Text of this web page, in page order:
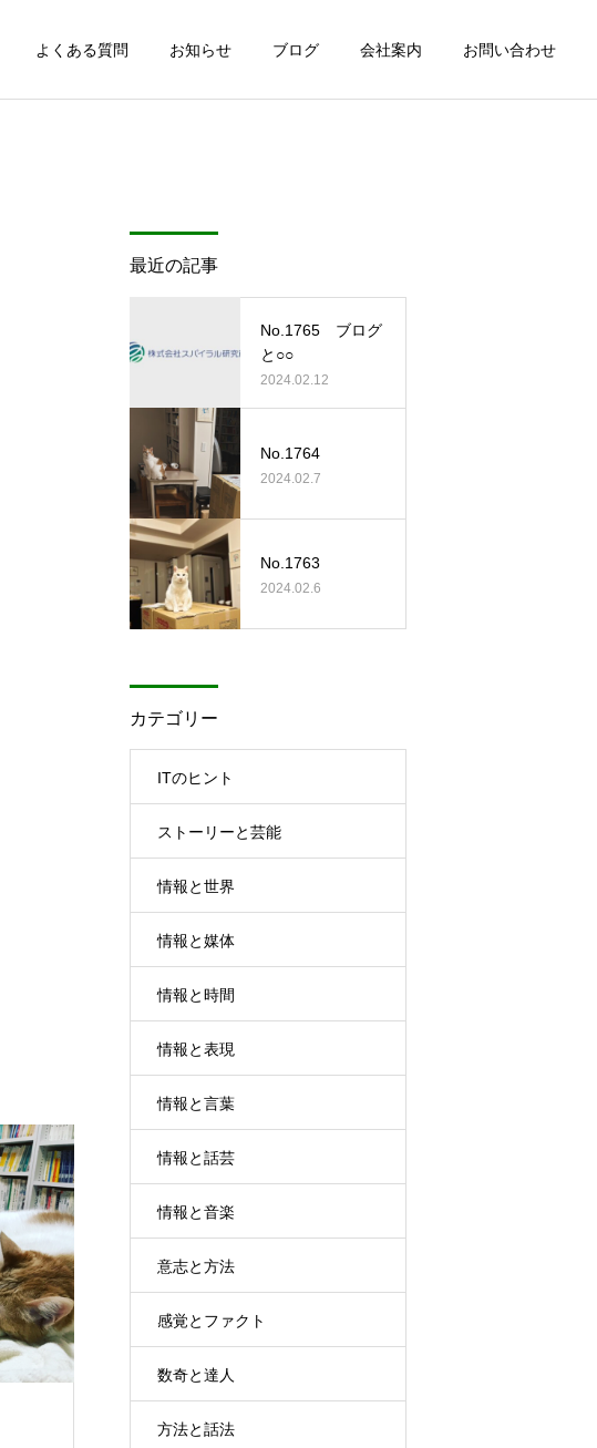
よくある質問 お知らせ ブログ 会社案内 お問い合わせ
最近の記事
No.1765 ブログ
と○○
2024.02.12
No.1764
2024.02.7
No.1763
2024.02.6
カテゴリー
ITのヒント
ストーリーと芸能
情報と世界
情報と媒体
情報と時間
情報と表現
情報と言葉
情報と話芸
情報と音楽
意志と方法
感覚とファクト
数奇と達人
方法と話法